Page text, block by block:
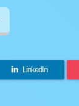
LinkedIn